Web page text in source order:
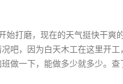
始打磨，现在的天气挺快干
吧，因为白天木工在这里开
做一下，能做多少就多少。